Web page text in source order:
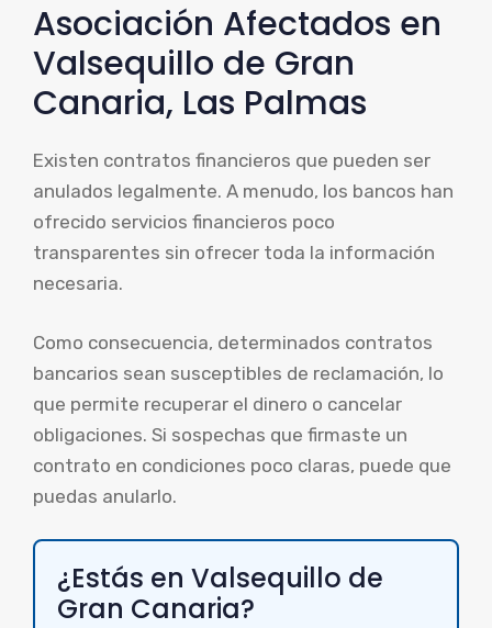
Asociación Afectados en
Valsequillo de Gran
Canaria, Las Palmas
Existen contratos financieros que pueden ser
anulados legalmente. A menudo, los bancos han
ofrecido servicios financieros poco
transparentes sin ofrecer toda la información
necesaria.
Como consecuencia, determinados contratos
bancarios sean susceptibles de reclamación, lo
que permite recuperar el dinero o cancelar
obligaciones. Si sospechas que firmaste un
contrato en condiciones poco claras, puede que
puedas anularlo.
¿Estás en Valsequillo de
Gran Canaria?